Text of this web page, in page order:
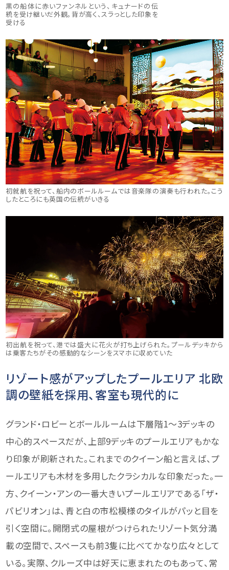
黒の船体に赤いファンネルという、キュナードの伝
統を受け継いだ外観。背が高く、スラっとした印象を
受ける
初就航を祝って、船内のボールルームでは音楽隊の演奏も行われた。こう
したところにも英国の伝統がいきる
初出航を祝って、港では盛大に花火が打ち上げられた。プールデッキから
は乗客たちがその感動的なシーンをスマホに収めていた
リゾート感がアップしたプールエリア 北欧
調の壁紙を採用、客室も現代的に
グランド・ロビーとボールルームは下層階1〜3デッキの
中心的スペースだが、上部9デッキのプールエリアもかな
り印象が刷新された。これまでのクイーン船と言えば、プ
ールエリアも木材を多用したクラシカルな印象だった。一
方、クイーン・アンの一番大きいプールエリアである「ザ・
パビリオン」は、青と白の市松模様のタイルがパッと目を
引く空間に。開閉式の屋根がつけられたリゾート気分満
載の空間で、スペースも前3隻に比べてかなり広々として
いる。実際、クルーズ中は好天に恵まれたのもあって、常